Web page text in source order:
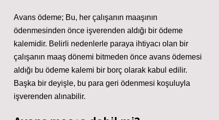
Avans ödeme; Bu, her çalışanın maaşının
ödenmesinden önce işverenden aldığı bir ödeme
kalemidir. Belirli nedenlerle paraya ihtiyacı olan bir
çalışanın maaş dönemi bitmeden önce avans ödemesi
aldığı bu ödeme kalemi bir borç olarak kabul edilir.
Başka bir deyişle, bu para geri ödenmesi koşuluyla
işverenden alınabilir.